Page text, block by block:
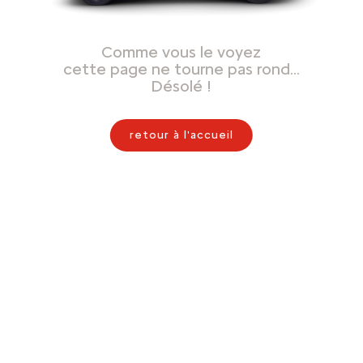
Comme vous le voyez
cette page ne tourne pas rond…
Désolé !
retour à l'accueil